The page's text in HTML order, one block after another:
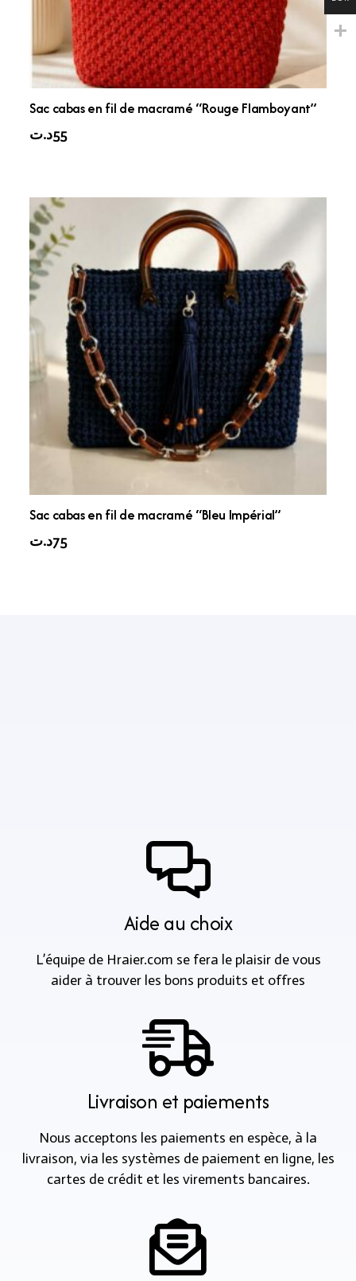
Sac cabas en fil de macramé “Rouge Flamboyant”
55د.ت
Sac cabas en fil de macramé “Bleu Impérial”
75د.ت
Aide au choix
L’équipe de Hraier.com se fera le plaisir de vous
aider à trouver les bons produits et offres
Livraison et paiements
Nous acceptons les paiements en espèce, à la
livraison, via les systèmes de paiement en ligne, les
cartes de crédit et les virements bancaires.